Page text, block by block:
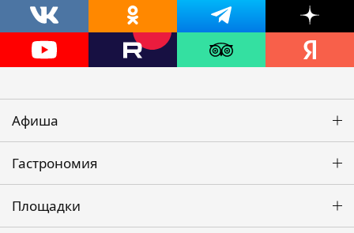
Афиша
Гастрономия
Площадки